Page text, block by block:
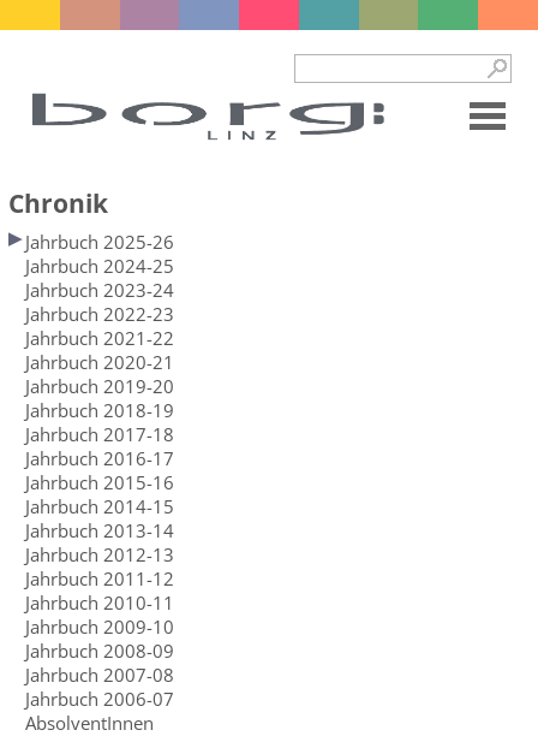
Chronik
Jahrbuch 2025-26
Jahrbuch 2024-25
Jahrbuch 2023-24
Jahrbuch 2022-23
Jahrbuch 2021-22
Jahrbuch 2020-21
Jahrbuch 2019-20
Jahrbuch 2018-19
Jahrbuch 2017-18
Jahrbuch 2016-17
Jahrbuch 2015-16
Jahrbuch 2014-15
Jahrbuch 2013-14
Jahrbuch 2012-13
Jahrbuch 2011-12
Jahrbuch 2010-11
Jahrbuch 2009-10
Jahrbuch 2008-09
Jahrbuch 2007-08
Jahrbuch 2006-07
AbsolventInnen